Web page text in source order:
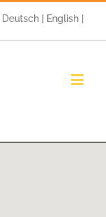
Deutsch| English|